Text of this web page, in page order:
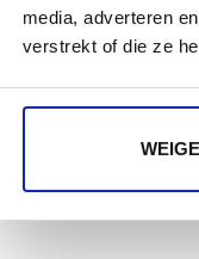
media, adverteren
verstrekt of die ze